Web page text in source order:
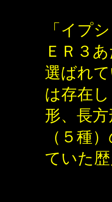
「イプ
ＥＲ３
選ばれ
は存在
形、長
（５種
ていた歴